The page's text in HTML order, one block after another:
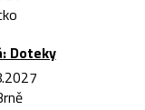
Doteky